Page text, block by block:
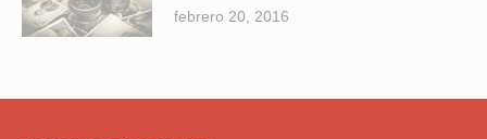
febrero 20, 2016